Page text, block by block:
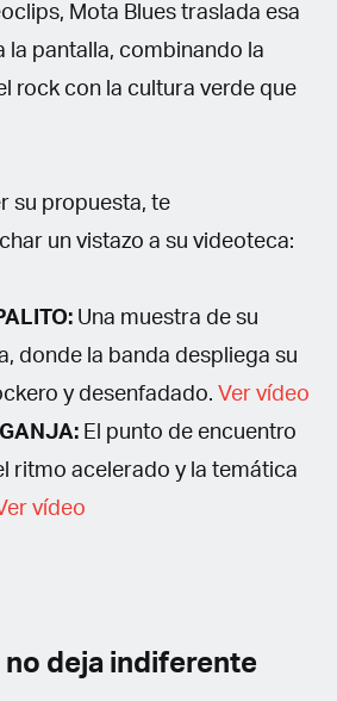
Mota Blues traslada esa
la pantalla, combinando la
rock con la cultura verde que
su propuesta, te
un vistazo a su videoteca:
Una muestra de su
donde la banda despliega su
y desenfadado. Ver vídeo
El punto de encuentro
ritmo acelerado y la temática
vídeo
no deja indiferente